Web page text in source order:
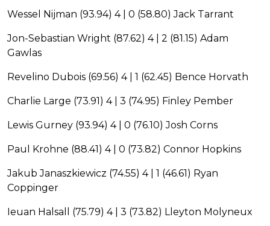
Wessel Nijman (93.94) 4 | 0 (58.80) Jack Tarrant
Jon-Sebastian Wright (87.62) 4 | 2 (81.15) Adam
Gawlas
Revelino Dubois (69.56) 4 | 1 (62.45) Bence Horvath
Charlie Large (73.91) 4 | 3 (74.95) Finley Pember
Lewis Gurney (93.94) 4 | 0 (76.10) Josh Corns
Paul Krohne (88.41) 4 | 0 (73.82) Connor Hopkins
Jakub Janaszkiewicz (74.55) 4 | 1 (46.61) Ryan
Coppinger
Ieuan Halsall (75.79) 4 | 3 (73.82) Lleyton Molyneux